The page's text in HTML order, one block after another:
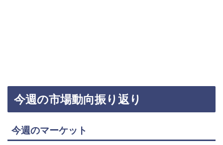
今週の市場動向振り返り
今週のマーケット